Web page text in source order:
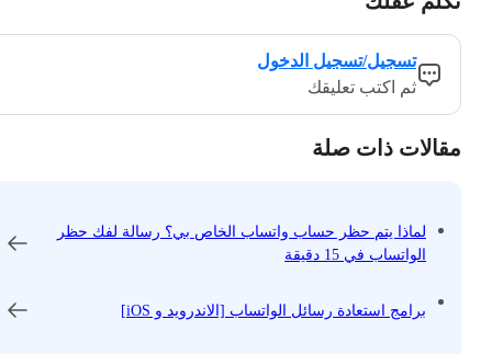
تسجيل/تسجيل الدخول
ثم اكتب تعليقك
مقالات ذات صلة
لماذا يتم حظر حساب واتساب الخاص بي؟ رسالة لفك حظر
الواتساب في 15 دقيقة
برامج استعادة رسائل الواتساب [الاندرويد و iOS]